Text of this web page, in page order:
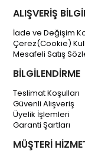
ALIŞVERİŞ
İade ve Değişim
Çerez(Cookie)
Mesafeli Satış
BİLGİLENDİRME
Teslimat Koşulları
Güvenli Alışveriş
Üyelik İşlemleri
Garanti Şartları
MÜŞTERİ